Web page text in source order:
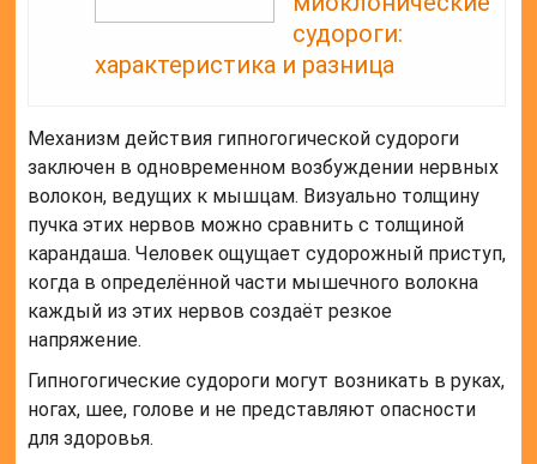
судороги:
характеристика и разница
Механизм действия гипногогической судороги
заключен в одновременном возбуждении нервных
волокон, ведущих к мышцам. Визуально толщину
пучка этих нервов можно сравнить с толщиной
карандаша. Человек ощущает судорожный приступ,
когда в определённой части мышечного волокна
каждый из этих нервов создаёт резкое
напряжение.
Гипногогические судороги могут возникать в руках,
ногах, шее, голове и не представляют опасности
для здоровья.